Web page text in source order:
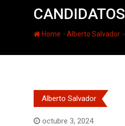
CANDIDATOS
Home -Alberto Salvador -
Alberto Salvador
octubre 3, 2024